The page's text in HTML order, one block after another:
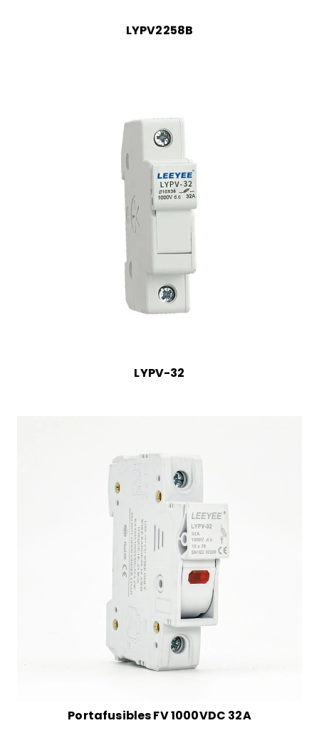
LYPV2258B
LYPV-32
Portafusibles FV 1000VDC 32A